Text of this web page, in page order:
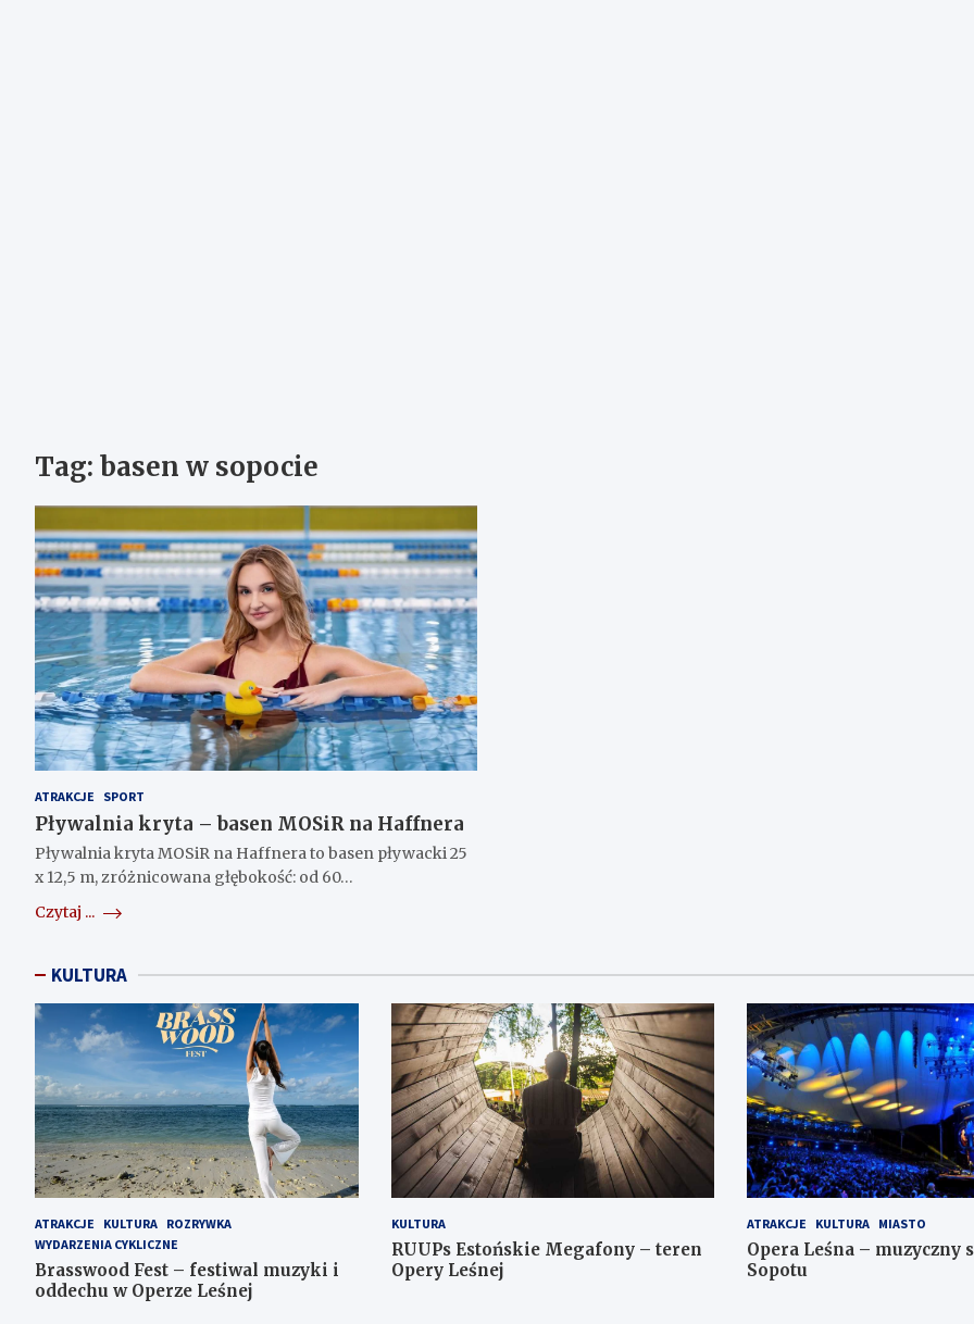
Tag: basen w sopocie
ATRAKCJE SPORT
Pływalnia kryta – basen MOSiR na Haffnera
Pływalnia kryta MOSiR na Haffnera to basen pływacki 25
x 12,5 m, zróżnicowana głębokość: od 60…
Czytaj ...
KULTURA
ATRAKCJE KULTURA ROZRYWKA
WYDARZENIA CYKLICZNE
Brasswood Fest – festiwal muzyki i
oddechu w Operze Leśnej
KULTURA
RUUPs Estońskie Megafony – teren
Opery Leśnej
ATRAKCJE KULTURA MIASTO
Opera Leśna – muzyczny
Sopotu